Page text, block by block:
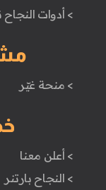
> أدوات
> منحة غيّر
> أعلن معنا
> النجاح بارتنر